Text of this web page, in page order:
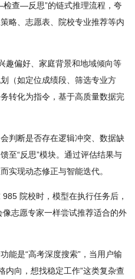
查—反思”的链式推理流程，夸
略、志愿表、院校专业推荐等内
趣偏好、家庭背景和地域倾向等
（如定位成绩段、筛选专业方
转化为指令，基于高质量数据完
判断是否存在逻辑冲突、数据缺
至“反思”模块。通过评估结果与
实现动态修正与智能迭代。
院校时，模型在执行任务后，
志愿专家一样尝试推荐适合的外
能是“高考深度搜索”，当用户输
内向，想找稳定工作”这类复杂查